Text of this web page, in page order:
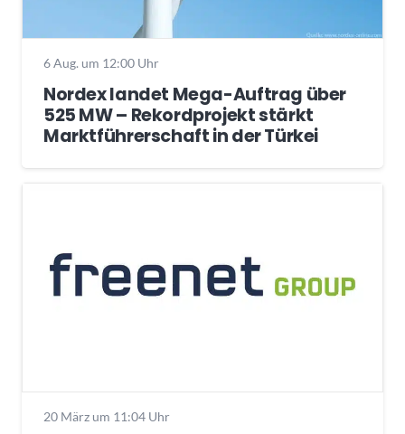
6 Aug. um 12:00 Uhr
Nordex landet Mega-Auftrag über
525 MW – Rekordprojekt stärkt
Marktführerschaft in der Türkei
20 März um 11:04 Uhr